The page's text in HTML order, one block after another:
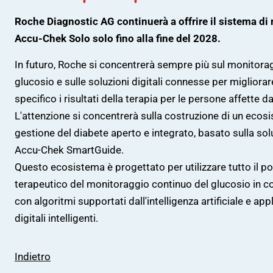
Fondo di solidarietà
Diabete nei bambini
Test di Rischio
Diabete e
Vista medica/Ricovero
ospedaliero
Aspetti legali &
Presidenza
Roche Diagnostic AG continuerà a offrire il sistema di
Accu-Chek Solo solo fino alla fine del 2028.
In futuro, Roche si concentrerà sempre più sul
glucosio e sulle soluzioni digitali connesse per
specifico i risultati della terapia per le persone affette
L'attenzione si concentrerà sulla costruzione di un
gestione del diabete aperto e integrato, basato sulla
Accu-Chek SmartGuide.
Questo ecosistema è progettato per utilizzare tutto il
terapeutico del monitoraggio continuo del glucosio in
con algoritmi supportati dall'intelligenza artificiale e
digitali intelligenti.
Indietro